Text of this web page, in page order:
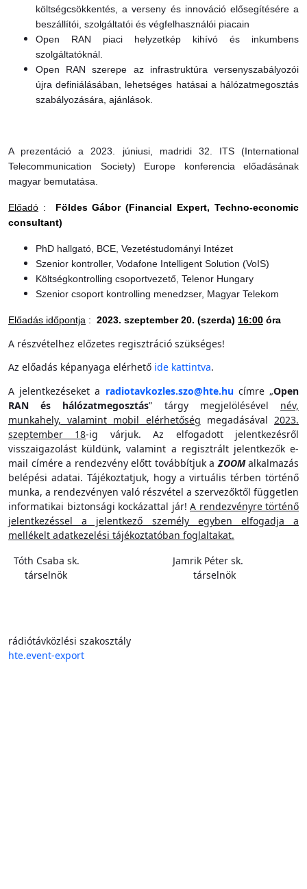
költségcsökkentés, a verseny és innováció elősegítésére a
beszállítói, szolgáltatói és végfelhasználói piacain
Open RAN piaci helyzetkép kihívó és inkumbens
szolgáltatóknál.
Open RAN szerepe az infrastruktúra versenyszabályozói
újra definiálásában, lehetséges hatásai a hálózatmegosztás
szabályozására, ajánlások.
A prezentáció a 2023. júniusi, madridi 32. ITS (International
Telecommunication Society) Europe konferencia előadásának
magyar bemutatása.
Előadó :
Földes Gábor (Financial Expert, Techno-economic
consultant)
PhD hallgató, BCE, Vezetéstudományi Intézet
Szenior kontroller, Vodafone Intelligent Solution (VoIS)
Költségkontrolling csoportvezető, Telenor Hungary
Szenior csoport kontrolling menedzser, Magyar Telekom
Előadás időpontja : 2023. szeptember 20. (szerda) 16:00 óra
A részvételhez előzetes regisztráció szükséges!
Az előadás képanyaga elérhető ide kattintva.
A jelentkezéseket a radiotavkozles.szo@hte.hucímre „Open
RAN és hálózatmegosztás” tárgy megjelölésével név,
munkahely, valamint mobil elérhetőség megadásával 2023.
szeptember 18-ig várjuk. Az elfogadott jelentkezésről
visszaigazolást küldünk, valamint a regisztrált jelentkezők e-
mail címére a rendezvény előtt továbbítjuk a ZOOMalkalmazás
belépési adatai. Tájékoztatjuk, hogy a virtuális térben történő
munka, a rendezvényen való részvétel a szervezőktől független
informatikai biztonsági kockázattal jár! A rendezvényre történő
jelentkezéssel a jelentkező személy egyben elfogadja a
mellékelt adatkezelési tájékoztatóban foglaltakat.
Tóth Csaba sk. Jamrik Péter sk.
társelnök társelnök
rádiótávközlési szakosztály
hte.event-export